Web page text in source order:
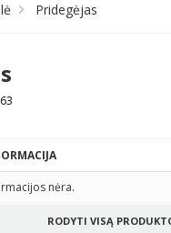
Pridegėjas
nėra.
RODYTI VISĄ